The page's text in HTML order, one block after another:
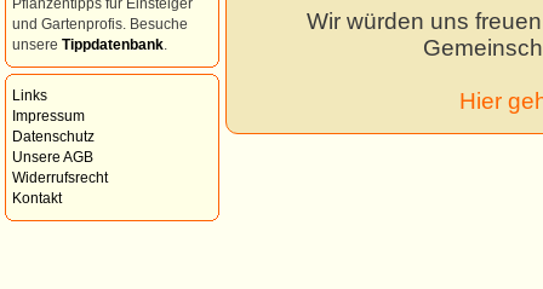
Pflanzentipps für Einsteiger
und Gartenprofis. Besuche
unsere Tippdatenbank
Links
Impressum
Datenschutz
Unsere AGB
Widerrufsrecht
Kontakt
Wir würden uns
Hier